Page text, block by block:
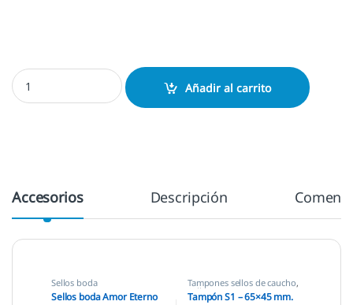
Sellos boda Amor Eterno cantidad
Añadir al carrito
Accesorios Descripción
Sellos boda
Sellos boda Amor Eterno
Tampones sellos de caucho,
Sellos empresas
Tampón S1 – 65×45 mm.